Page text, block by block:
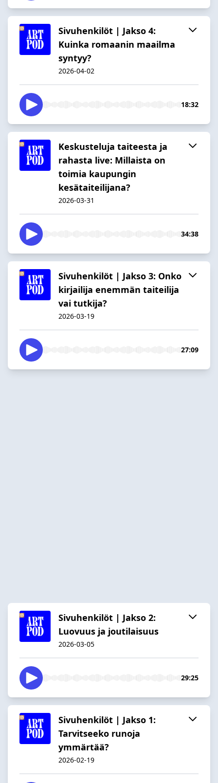
Sivuhenkilöt | Jakso 4:
Kuinka romaanin maailma
syntyy?
2026-04-02
18:32
Keskusteluja taiteesta ja
rahasta live: Millaista on
toimia kaupungin
kesätaiteilijana?
2026-03-31
34:38
Sivuhenkilöt | Jakso 3: Onko
kirjailija enemmän taiteilija
vai tutkija?
2026-03-19
27:09
Sivuhenkilöt | Jakso 2:
Luovuus ja joutilaisuus
2026-03-05
29:25
Sivuhenkilöt | Jakso 1:
Tarvitseeko runoja
ymmärtää?
2026-02-19